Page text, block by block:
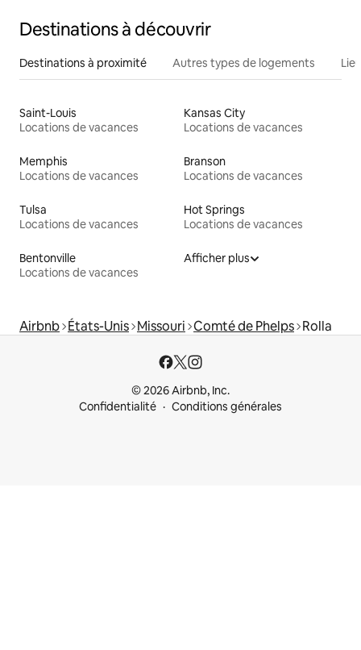
Destinations à découvrir
Destinations à proximité Autres types de logements
Saint-Louis
Locations de vacances
Kansas City
Locations de vacances
Memphis
Locations de vacances
Branson
Locations de vacances
Tulsa
Locations de vacances
Hot Springs
Locations de vacances
Bentonville
Locations de vacances
Afficher plus
Airbnb États-Unis Missouri Comté de Phelps Rolla
© 2026 Airbnb, Inc.
Confidentialité
Conditions générales